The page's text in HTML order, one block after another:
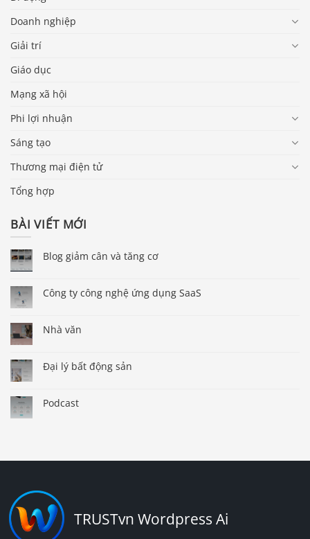
Doanh nghiệp
Giải trí
Giáo dục
Mạng xã hội
Phi lợi nhuận
Sáng tạo
Thương mại điện tử
Tổng hợp
BÀI VIẾT MỚI
Blog giảm cân và tăng cơ
Công ty công nghệ ứng dụng SaaS
Nhà văn
Đại lý bất động sản
Podcast
TRUSTvn Wordpress Ai